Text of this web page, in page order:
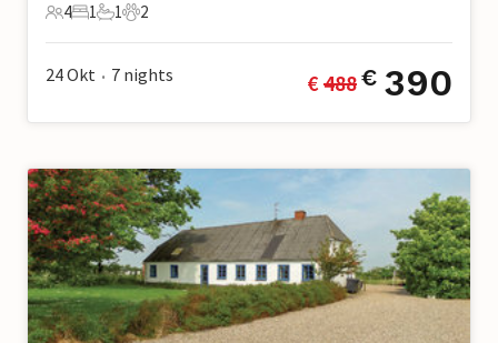
4 Gäste
4
1 Schlafzimmer
1
1 Badezimmer
1
2 Haustiere
2
24 Okt • 7 nights € 488€ 390